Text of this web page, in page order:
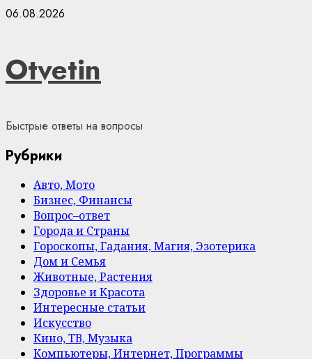
Skip
06.08.2026
Otvetin
Быстрые ответы на вопросы
Рубрики
Авто, Мото
Бизнес, Финансы
Вопрос–ответ
Города и Страны
Гороскопы, Гадания, Магия, Эзотерика
Дом и Семья
Животные, Растения
Здоровье и Красота
Интересные статьи
Искусство
Кино, ТВ, Музыка
Компьютеры, Интернет, Программы